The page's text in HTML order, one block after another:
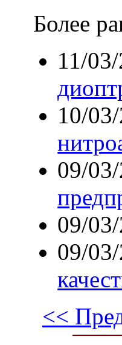
Более
11/
10/
09/
09/
09/
<<